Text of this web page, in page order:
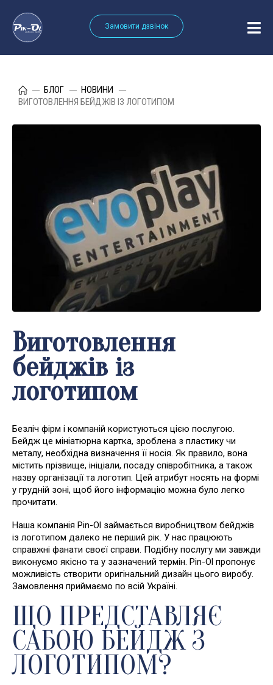
Замовити дзвінок
БЛОГ
НОВИНИ
ВИГОТОВЛЕННЯ БЕЙДЖІВ ІЗ ЛОГОТИПОМ
Виготовлення
бейджів із
логотипом
Безліч фірм і компаній користуються цією послугою.
Бейдж це мініатюрна картка, зроблена з пластику чи
металу, необхідна визначення її носія. Як правило, вона
містить прізвище, ініціали, посаду співробітника, а також
назву організації та логотип. Цей атрибут носять на формі
у грудній зоні, щоб його інформацію можна було легко
прочитати.
Наша компанія Pin-Ol займається виробництвом бейджів
із логотипом далеко не перший рік. У нас працюють
справжні фанати своєї справи. Подібну послугу ми завжди
виконуємо якісно та у зазначений термін. Pin-Ol пропонує
можливість створити оригінальний дизайн цього виробу.
Замовлення приймаємо по всій Україні.
ЩО ПРЕДСТАВЛЯЄ
САБОЮ БЕЙДЖ З
ЛОГОТИПОМ?